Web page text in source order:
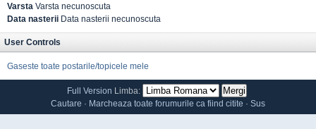
Varsta Varsta necunoscuta
Data nasterii Data nasterii necunoscuta
User Controls
Gaseste toate postarile/topicele mele
Full Version Limba:
Cautare · Marcheaza toate forumurile ca fiind citite · Sus